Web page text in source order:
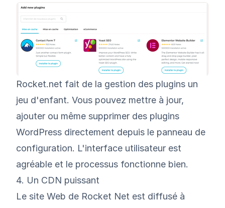
Rocket.net fait de la gestion des plugins un
jeu d'enfant. Vous pouvez mettre à jour,
ajouter ou même supprimer des plugins
WordPress directement depuis le panneau de
configuration. L'interface utilisateur est
agréable et le processus fonctionne bien.
4. Un CDN puissant
Le site Web de Rocket Net est diffusé à